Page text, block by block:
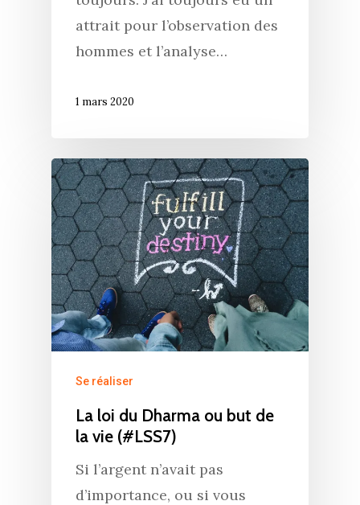
attrait pour l’observation des
hommes et l’analyse…
1 mars 2020
Se réaliser
La loi du Dharma ou but de
la vie (#LSS7)
Si l’argent n’avait pas
d’importance, ou si vous